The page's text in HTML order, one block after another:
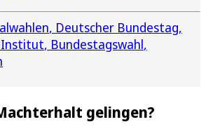
Deutscher Bundestag
Institut Bundestagswahl
gelingen?